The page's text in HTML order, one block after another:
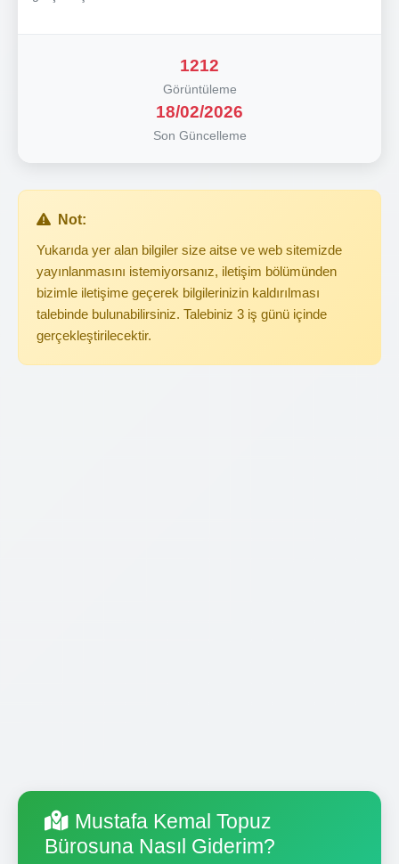
1212
Görüntüleme
18/02/2026
Son Güncelleme
Not:
Yukarıda yer alan bilgiler size aitse ve web sitemizde
yayınlanmasını istemiyorsanız, iletişim bölümünden
bizimle iletişime geçerek bilgilerinizin kaldırılması
talebinde bulunabilirsiniz. Talebiniz 3 iş günü içinde
gerçekleştirilecektir.
Mustafa Kemal Topuz
Bürosuna Nasıl Giderim?